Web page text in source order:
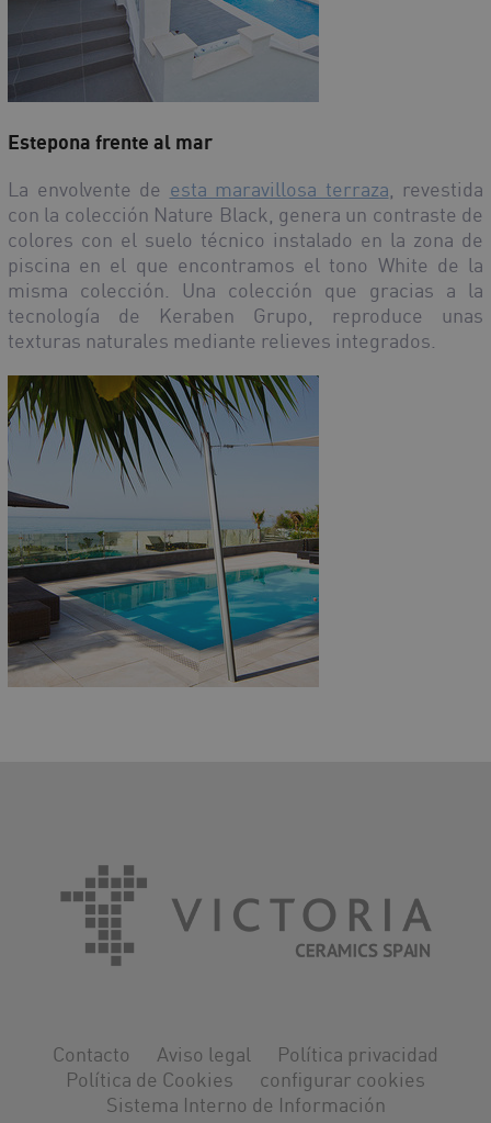
Estepona frente al mar
La envolvente de esta maravillosa terraza , revestida
con la colección Nature Black, genera un contraste de
colores con el suelo técnico instalado en la zona de
piscina en el que encontramos el tono White de la
misma colección. Una colección que gracias a la
tecnología de Keraben Grupo, reproduce unas
texturas naturales mediante relieves integrados.
Contacto Aviso legal
Política privacidad
Política de Cookies
configurar cookies
Sistema Interno de Información